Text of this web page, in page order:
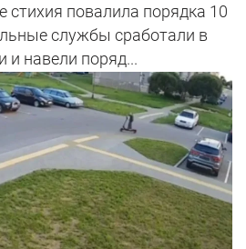
стихия повалила порядка 10
службы сработали в
навели поряд...